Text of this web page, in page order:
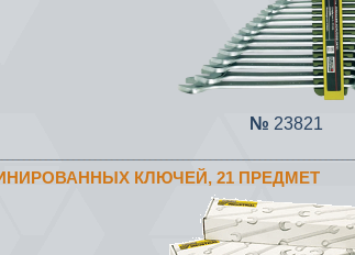
№ 23821
КЛЮЧЕЙ, 21 ПРЕДМЕТ